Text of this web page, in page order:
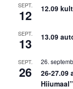
SEPT.
12 12.09
SEPT.
13 13.09
SEPT.
26
26.
26-27.09
Hiiumaal”